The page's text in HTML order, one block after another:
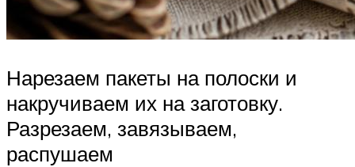
Нарезаем пакеты на полоски и
накручиваем их на заготовку.
Разрезаем, завязываем,
распушаем